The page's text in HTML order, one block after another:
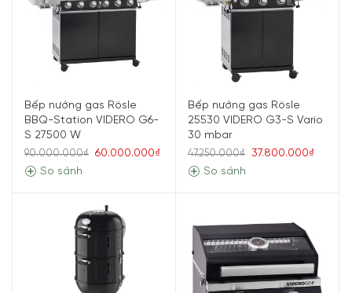
Bếp nướng gas Rösle
BBQ-Station VIDERO G6-
S 27500 W
90.000.000₫
60.000.000₫
So sánh
Bếp nướng gas Rösle
25530 VIDERO G3-S Vario
30 mbar
47.250.000₫
37.800.000₫
So sánh